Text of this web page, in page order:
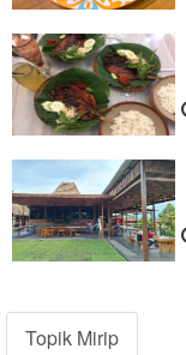
Topik Mirip